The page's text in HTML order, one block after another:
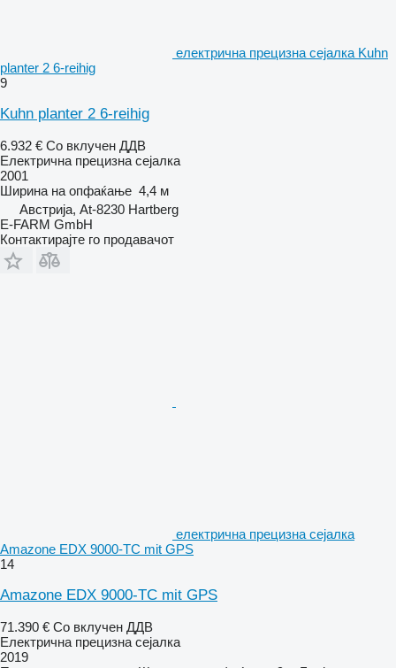
електрична прецизна сејалка Kuhn
planter 2 6-reihig
9
Kuhn planter 2 6-reihig
6.932 € Со вклучен ДДВ
Електрична прецизна сејалка
2001
Ширина на опфаќање 4,4 м
Австрија, At-8230 Hartberg
E-FARM GmbH
Контактирајте го продавачот
електрична прецизна сејалка
Amazone EDX 9000-TC mit GPS
14
Amazone EDX 9000-TC mit GPS
71.390 € Со вклучен ДДВ
Електрична прецизна сејалка
2019